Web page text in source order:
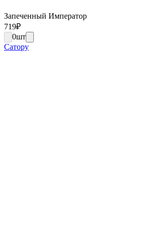
Запеченный Император
719₽
0шт
Сатору